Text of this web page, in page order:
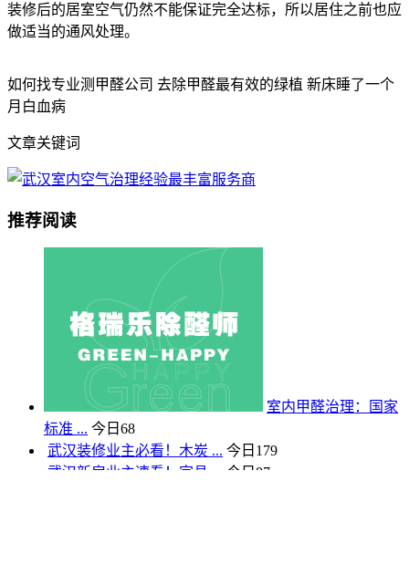
装修后的居室空气仍然不能保证完全达标，所以居住之前也应
做适当的通风处理。
如何找专业测甲醛公司 去除甲醛最有效的绿植 新床睡了一个
月白血病
文章关键词
推荐阅读
室内甲醛治理：国家
标准 ... 今日 68
武汉装修业主必看！木炭 ... 今日 179
武汉新房业主速看！家具 ...
今日87